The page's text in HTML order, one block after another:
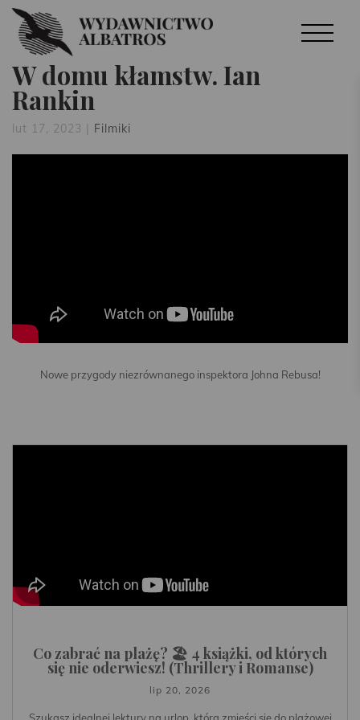
W domu kłamstw. Ian
Rankin
lut 17, 2023 | Filmiki
Nowe przygody niezrównanego inspektora Johna Rebusa!
Co zabrać na plażę? 🏖️ 4 książki, od których
się nie oderwiesz! (Thrillery i Romanse)
lip 20, 2026
Szukasz idealnej lektury na urlop, która zmieści się do plażowej